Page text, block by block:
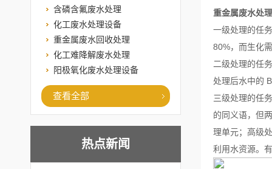
含磷含氟废水处理
化工废水处理设备
重金属废水回收处理
化工难降解废水处理
阳极氧化废水处理设备
查看全部
热点新闻
重金属废水处
一级处理的任
80%，而生化
二级处理的任
处理后水中的
三级处理的任
的同义语，但
理单元；高级
利用水资源。